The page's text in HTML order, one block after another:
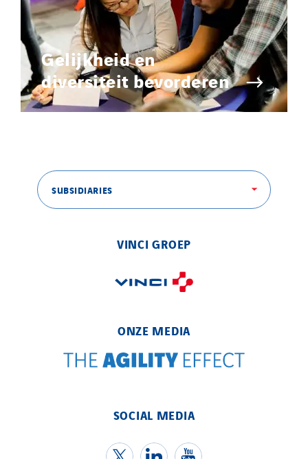
Gelijkheid en
diversiteit bevorderen
SUBSIDIARIES
VINCI GROEP
ONZE MEDIA
SOCIAL MEDIA